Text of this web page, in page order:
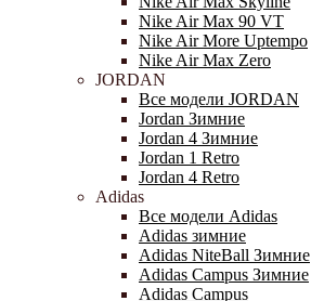
Nike Air Max 90 VT
Nike Air More Uptempo
Nike Air Max Zero
JORDAN
Все модели JORDAN
Jordan Зимние
Jordan 4 Зимние
Jordan 1 Retro
Jordan 4 Retro
Adidas
Все модели Adidas
Adidas зимние
Adidas NiteBall Зимние
Adidas Campus Зимние
Adidas Campus